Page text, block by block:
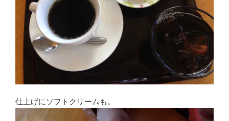
仕上げにソフトクリームも。